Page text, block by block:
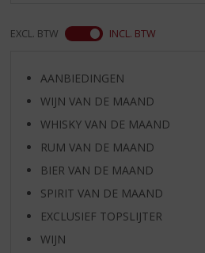
EXCL. BTW INCL. BTW
AANBIEDINGEN
WIJN VAN DE MAAND
WHISKY VAN DE MAAND
RUM VAN DE MAAND
BIER VAN DE MAAND
SPIRIT VAN DE MAAND
EXCLUSIEF TOPSLIJTER
WIJN